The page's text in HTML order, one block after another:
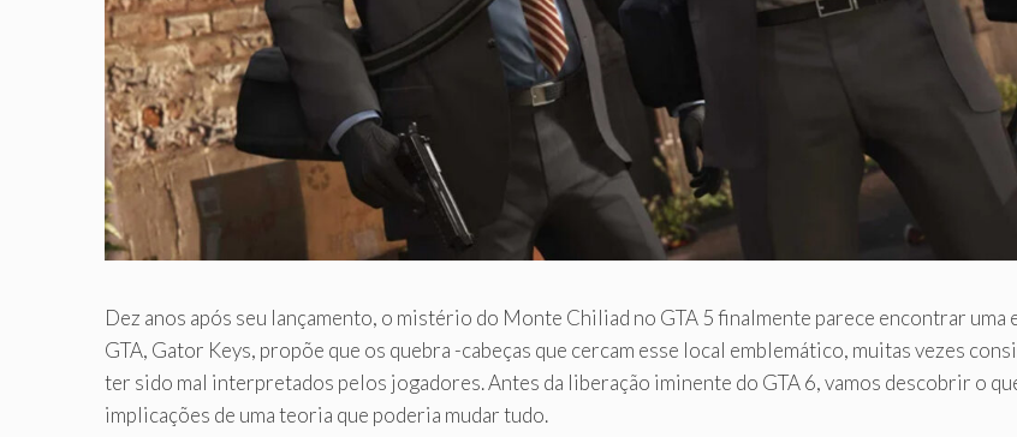
Dez anos após seu lançamento, o mistério do Monte Chiliad no GTA 5 finalmente parece encontrar
GTA, Gator Keys, propõe que os quebra -cabeças que cercam esse local emblemático, muitas vezes
ter sido mal interpretados pelos jogadores. Antes da liberação iminente do GTA 6, vamos descobrir o
implicações de uma teoria que poderia mudar tudo.